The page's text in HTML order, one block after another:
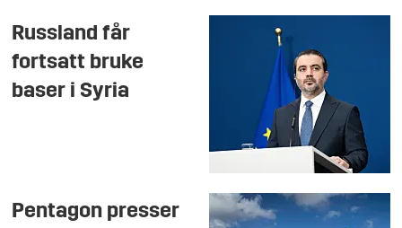
Russland får
fortsatt bruke
baser i Syria
Pentagon presser